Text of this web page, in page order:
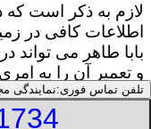
لازم به ذکر است
اطلاعات کافی در
بابا طاهر می تواند
و تعمیر آن را به
تلفن تماس فوری:نمایندگی